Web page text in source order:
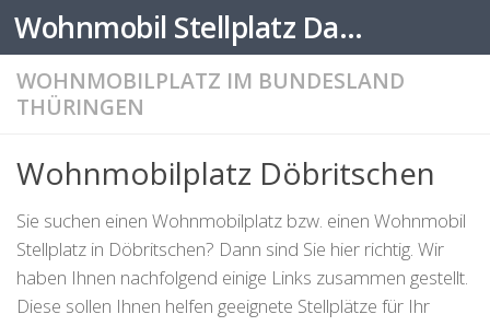
Zum Inhalt springen Wohnmobil Stellplatz Datenbank
WOHNMOBILPLATZ IM BUNDESLAND
THÜRINGEN
Wohnmobilplatz Döbritschen
Sie suchen einen Wohnmobilplatz bzw. einen Wohnmobil
Stellplatz in Döbritschen? Dann sind Sie hier richtig. Wir
haben Ihnen nachfolgend einige Links zusammen gestellt.
Diese sollen Ihnen helfen geeignete Stellplätze für Ihr